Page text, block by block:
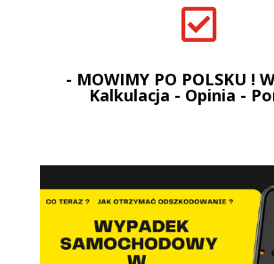

- MOWIMY PO POLSKU !
Kalkulacja - Opinia -